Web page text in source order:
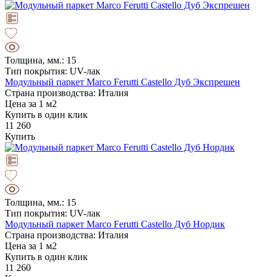
Толщина, мм.: 15
Тип покрытия: UV-лак
Модульный паркет Marco Ferutti Castello Дуб Экспрешен
Страна производства: Италия
Цена за 1 м2
Купить в один клик
11 260
Купить
Толщина, мм.: 15
Тип покрытия: UV-лак
Модульный паркет Marco Ferutti Castello Дуб Нордик
Страна производства: Италия
Цена за 1 м2
Купить в один клик
11 260